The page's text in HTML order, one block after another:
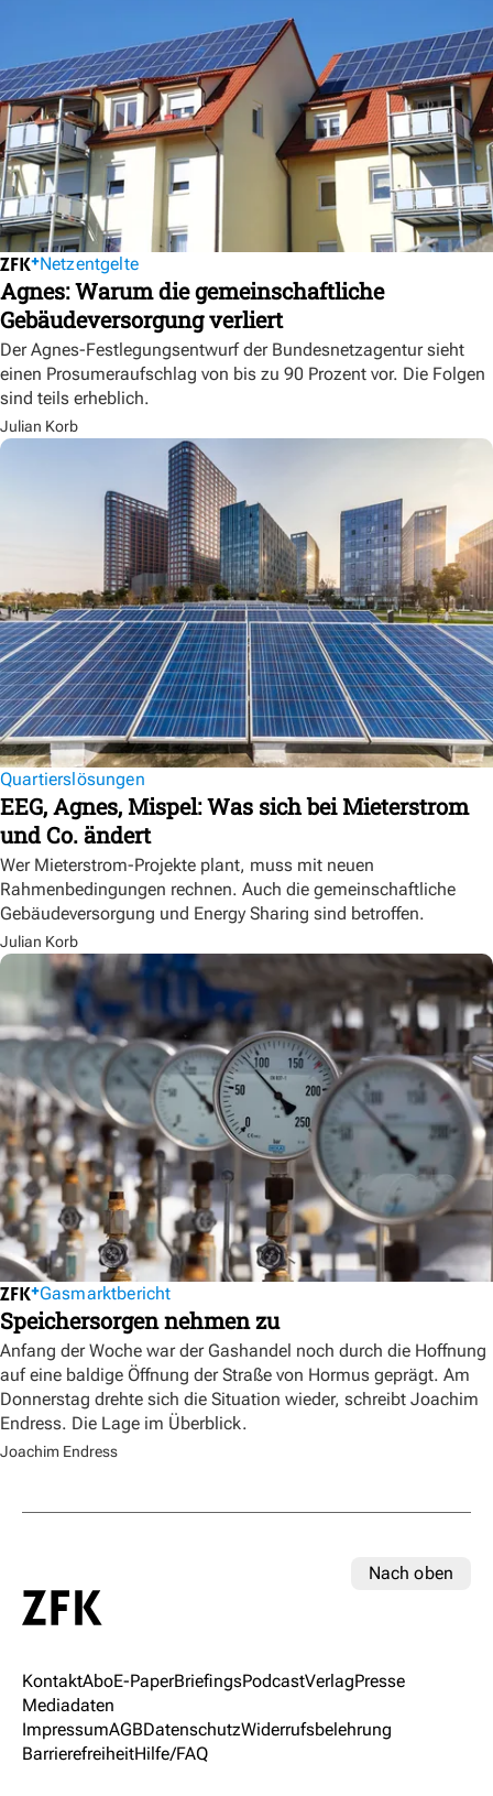
Netzentgelte
Agnes: Warum die gemeinschaftliche
Gebäudeversorgung verliert
Der Agnes-Festlegungsentwurf der Bundesnetzagentur sieht
einen Prosumeraufschlag von bis zu 90 Prozent vor. Die Folgen
sind teils erheblich.
Julian Korb
Quartierslösungen
EEG, Agnes, Mispel: Was sich bei Mieterstrom
und Co. ändert
Wer Mieterstrom-Projekte plant, muss mit neuen
Rahmenbedingungen rechnen. Auch die gemeinschaftliche
Gebäudeversorgung und Energy Sharing sind betroffen.
Julian Korb
Gasmarktbericht
Speichersorgen nehmen zu
Anfang der Woche war der Gashandel noch durch die Hoffnung
auf eine baldige Öffnung der Straße von Hormus geprägt. Am
Donnerstag drehte sich die Situation wieder, schreibt Joachim
Endress. Die Lage im Überblick.
Joachim Endress
Nach oben
KontaktAboE-PaperBriefingsPodcastVerlagPresse
Mediadaten
ImpressumAGBDatenschutzWiderrufsbelehrung
BarrierefreiheitHilfe/FAQ